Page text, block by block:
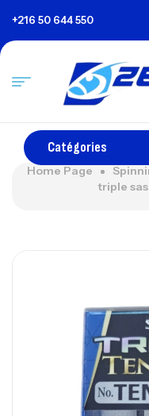
+216 50 644 550
Catégories
Home Page
triple